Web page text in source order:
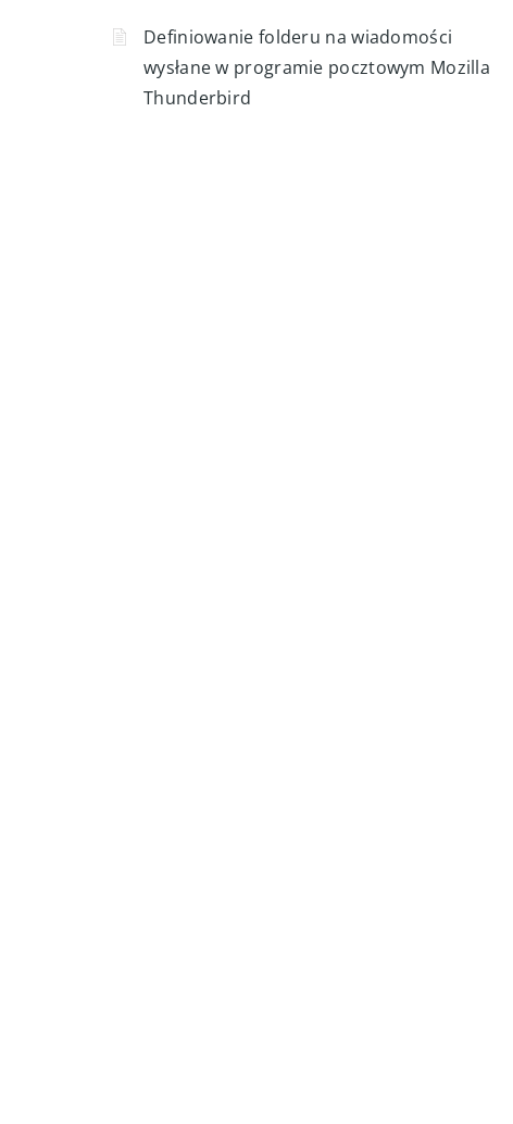
Definiowanie folderu na wiadomości
wysłane w programie pocztowym Mozilla
Thunderbird